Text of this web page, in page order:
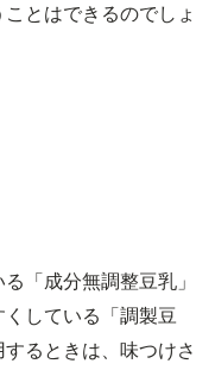
とはできるのでしょ
「成分無調整豆乳」
している「調製豆
るときは、味つけさ